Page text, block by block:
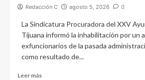
Redacción C agosto 5, 2026 0
La Sindicatura Procuradora del XXV
Tijuana informó la inhabilitación por un
exfuncionarios de la pasada
como resultado de...
Leer más